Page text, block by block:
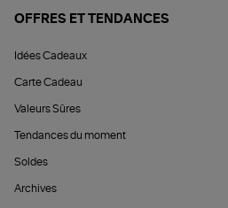
OFFRES ET TENDANCES
Idées Cadeaux
Carte Cadeau
Valeurs Sûres
Tendances du moment
Soldes
Archives